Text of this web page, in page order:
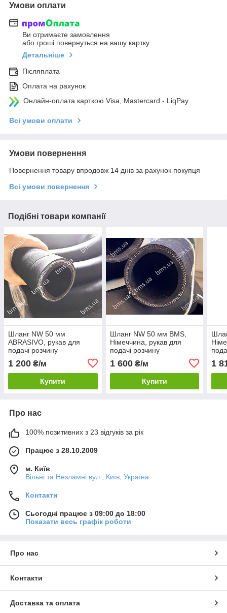
Умови оплати
Ви отримаєте замовлення
або гроші повернуться на вашу картку
Детальніше
Післяплата
Оплата на рахунок
Онлайн-оплата карткою Visa, Mastercard - LiqPay
Всі умови оплати
Умови повернення
Повернення товару впродовж 14 днів за рахунок покупця
Всі умови повернення
Подібні товари компанії
Шланг NW 50 мм
ABRASIVO, рукав для
подачі розчину
1 200 ₴/м
Купити
Шланг NW 50 мм BMS,
Німеччина, рукав для
подачі розчину
1 600₴/м
Купити
1
Про нас
100% позитивних з 23 відгуків за рік
Працює з 28.10.2009
м. Київ
Вільні та Незламні вул., Київ, Україна
Контакти
Сьогодні працює з 09:00 до 18:00
Показати весь графік роботи
Про нас
Контакти
Доставка та оплата